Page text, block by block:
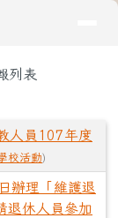
列表
人員107年度
校活動)
辦理「維護退
退休人員參加